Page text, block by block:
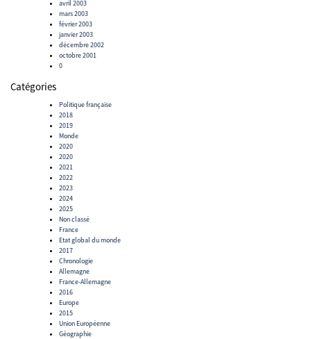
avril 2003
mars 2003
février 2003
janvier 2003
décembre 2002
octobre 2001
0
Catégories
Politique française
2018
2019
Monde
2020
2020
2021
2022
2023
2024
2025
Non classé
France
Etat global du monde
2017
Chronologie
Allemagne
France-Allemagne
2016
Europe
2015
Union Européenne
Géographie